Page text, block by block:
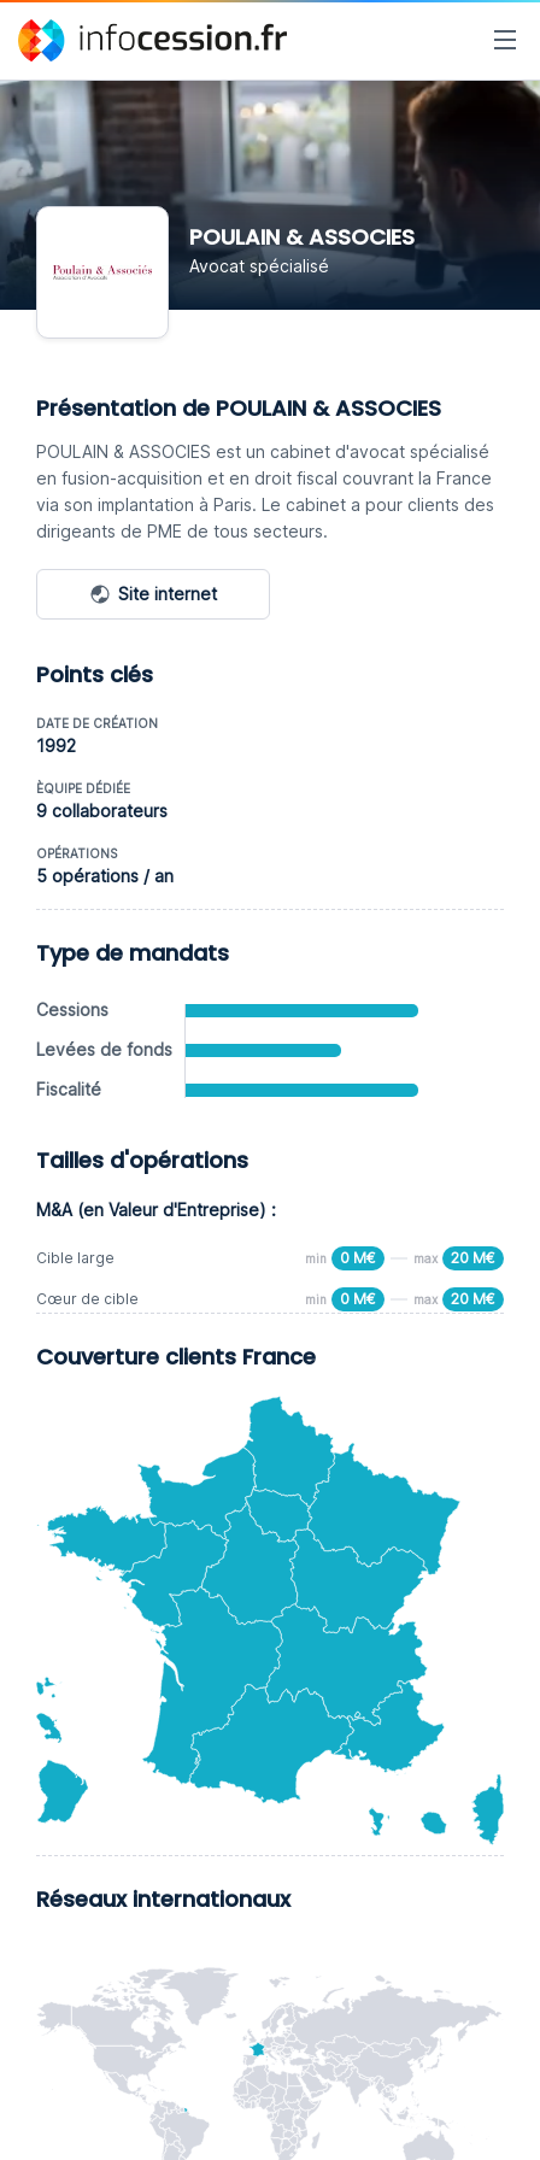
POULAIN & ASSOCIES
Avocat spécialisé
Présentation de POULAIN & ASSOCIES
POULAIN & ASSOCIES est un cabinet d'avocat spécialisé
en fusion-acquisition et en droit fiscal couvrant la France
via son implantation à Paris. Le cabinet a pour clients des
dirigeants de PME de tous secteurs.
Site internet
Points clés
DATE DE CRÉATION
1992
ÈQUIPE DÉDIÉE
9 collaborateurs
OPÉRATIONS
5 opérations / an
Type de mandats
Cessions
Levées de fonds
Fiscalité
Tailles d'opérations
M&A (en Valeur d'Entreprise) :
Cible large min 0 M€ max 20 M€
Cœur de cible min 0 M€ max 20 M€
Couverture clients France
Réseaux internationaux